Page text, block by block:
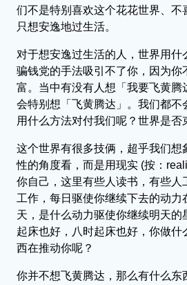
们不是特别喜欢这个花花世界、不
只想安逸地过生活。
对于想安逸过生活的人，世界用什
骗钱党的手法吸引不了你，因为你
富。当中有没有人想「我要飞黄腾
会特别想「飞黄腾达」。我们都不
用什么方法对付我们呢？世界是否
这个世界有很多技俩，超乎我们想
性的角度看，而是用现实 (按：
你自己，这里有些人读书，有些人
工作，每日驱使你继续下去的动力
天，是什么动力驱使你继续明天的
起床也好，八时起床也好，你做什
西在推动你呢？
你并不想飞黄腾达，那么有什么东